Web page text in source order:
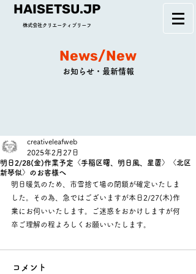
HAISETSU.JP
株式会社クリエーティブリーフ
News/New
お知らせ・最新情報
明日2/28(金)作業予定〈手稲区曙、明日風、星置〉〈北区
新琴似〉のお客様へ
creativeleafweb
2025年2月27日
明日暖気のため、市雪捨て場の閉鎖が確定いたしま
した。その為、急ではございますが本日2/27(木)作
業にお伺いいたします。ご迷惑をおかけしますが何
卒ご理解の程よろしくお願いいたします。
コメント